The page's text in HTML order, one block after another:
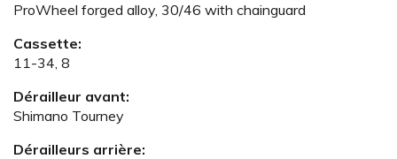
ProWheel forged alloy, 30/46 with chainguard
Cassette:
11-34, 8
Dérailleur avant:
Shimano Tourney
Dérailleurs arrière: